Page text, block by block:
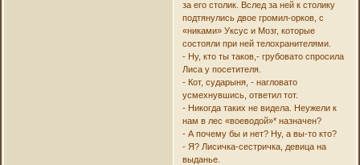
за его столик. Вслед за ней к столику
подтянулись двое громил-орков, с
«никами» Уксус и Мозг, которые
состояли при ней телохранителями.
- Ну, кто ты таков,- грубовато спросила
Лиса у посетителя.
- Кот, сударыня, - нагловато
усмехнувшись, ответил тот.
- Никогда таких не видела. Неужели к
нам в лес «воеводой»* назначен?
- А почему бы и нет? Ну, а вы-то кто?
- Я? Лисичка-сестричка, девица на
выданье.